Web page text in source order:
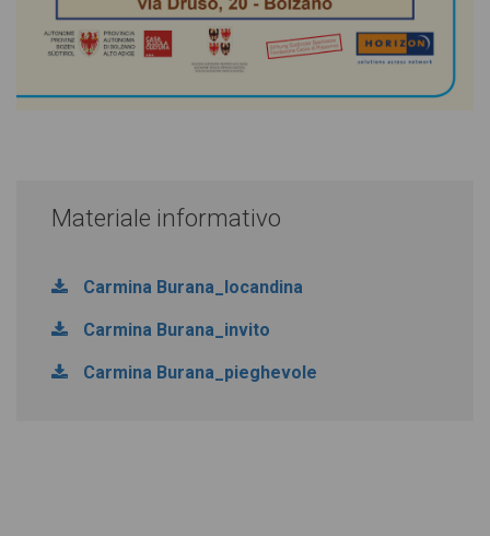
Materiale informativo
Carmina Burana_locandina
Carmina Burana_invito
Carmina Burana_pieghevole